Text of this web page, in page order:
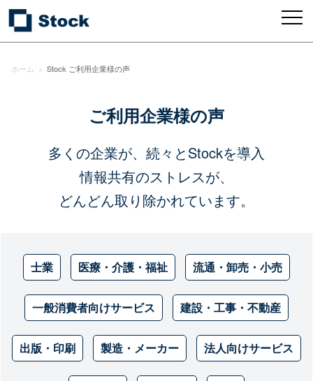
ホーム > Stock ご利用企業様の声
ご利用企業様の声
多くの企業が、続々とStockを導入
情報共有のストレスが、
どんどん取り除かれています。
士業 医療・介護・福祉 流通・卸売・小売
一般消費者向けサービス 建設・工事・不動産
出版・印刷 製造・メーカー 法人向けサービス